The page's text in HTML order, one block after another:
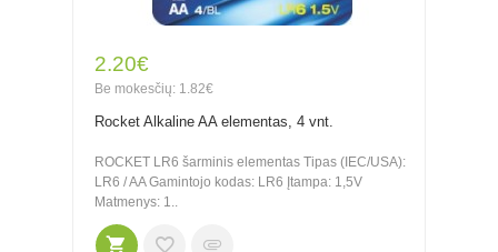
2.20€
Be mokesčių: 1.82€
Rocket Alkaline AA elementas, 4 vnt.
ROCKET LR6 šarminis elementas Tipas (IEC/USA):
LR6 / AA Gamintojo kodas: LR6 Įtampa: 1,5V
Matmenys: 1..